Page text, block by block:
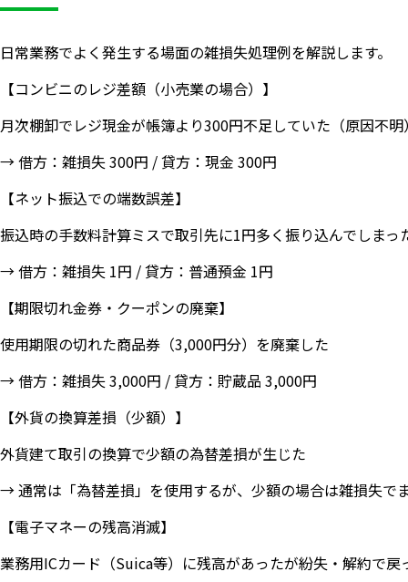
日常業務でよく発生する場面の雑損失処理例を解説します。
【コンビニのレジ差額（小売業の場合）】
月次棚卸でレジ現金が帳簿より300円不足していた（原因不明
→ 借方：雑損失 300円 / 貸方：現金 300円
【ネット振込での端数誤差】
振込時の手数料計算ミスで取引先に1円多く振り込んでしまっ
→ 借方：雑損失 1円 / 貸方：普通預金 1円
【期限切れ金券・クーポンの廃棄】
使用期限の切れた商品券（3,000円分）を廃棄した
→ 借方：雑損失 3,000円 / 貸方：貯蔵品 3,000円
【外貨の換算差損（少額）】
外貨建て取引の換算で少額の為替差損が生じた
→ 通常は「為替差損」を使用するが、少額の場合は雑損失で
【電子マネーの残高消滅】
業務用ICカード（Suica等）に残高があったが紛失・解約で戻